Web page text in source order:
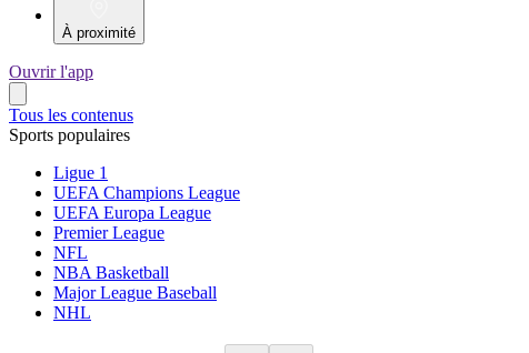
À proximité
Ouvrir l'app
Tous les contenus
Sports populaires
Ligue 1
UEFA Champions League
UEFA Europa League
Premier League
NFL
NBA Basketball
Major League Baseball
NHL